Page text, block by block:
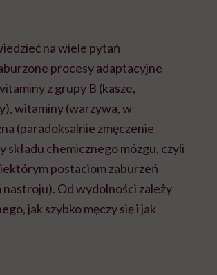
na wiele pytań
procesy adaptacyjne
z grupy B (kasze,
witaminy (warzywa, w
(paradoksalnie zmęczenie
chemicznego mózgu, czyli
postaciom zaburzeń
Od wydolności zależy
jak szybko męczy się i jak